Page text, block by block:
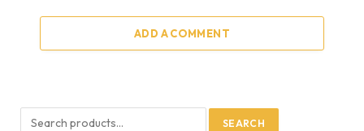
ADD A COMMENT
SEARCH